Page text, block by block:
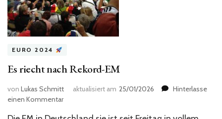
EURO 2024
Es riecht nach Rekord-EM
von Lukas Schmitt aktualisiert am 25/01/2026
Hinterlasse
einen Kommentarzu